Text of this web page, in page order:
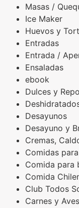
Masas /
Ice Maker
Huevos y
Entradas
Entrada /
Ensaladas
ebook
Dulces y
Desayunos
Desayuno y
Cremas,
Comidas
Comida para
Comida
Club Todos
Carnes y Aves